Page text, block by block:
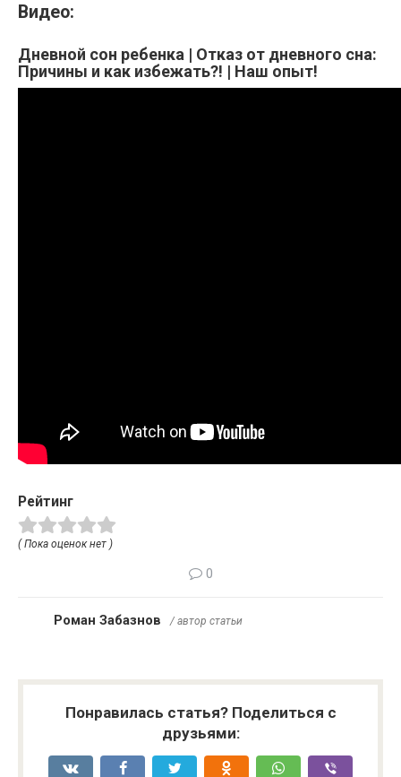
Видео:
Дневной сон ребенка | Отказ от дневного сна:
Причины и как избежать?! | Наш опыт!
Рейтинг
( Пока оценок нет )
0
Роман Забазнов / автор статьи
Понравилась статья? Поделиться с
друзьями: